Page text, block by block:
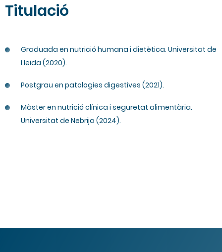
Titulació
Graduada en nutrició humana i dietètica. Universitat de
Lleida (2020).
Postgrau en patologies digestives (2021).
Màster en nutrició clínica i seguretat alimentària.
Universitat de Nebrija (2024).